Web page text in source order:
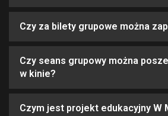
Czy za bilety grupowe można
Czy seans grupowy można
w kinie?
Czym jest projekt edukacyjny W